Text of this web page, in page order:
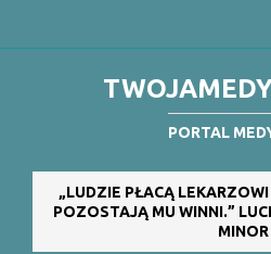
PORTAL
„LUDZIE PŁACĄ
POZOSTAJĄ MU WINNI.”
MINOR